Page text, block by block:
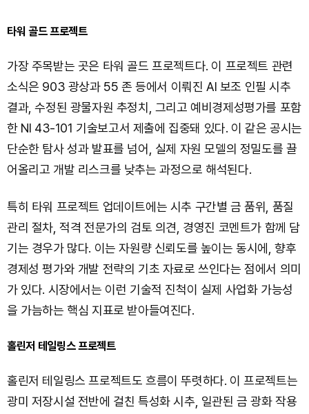
타워 골드 프로젝트
가장 주목받는 곳은 타워 골드 프로젝트다. 이 프로젝트 관련
소식은 903 광상과 55 존 등에서 이뤄진 AI 보조 인필 시추
결과, 수정된 광물자원 추정치, 그리고 예비경제성평가를 포함
한 NI 43-101 기술보고서 제출에 집중돼 있다. 이 같은 공시는
단순한 탐사 성과 발표를 넘어, 실제 자원 모델의 정밀도를 끌
어올리고 개발 리스크를 낮추는 과정으로 해석된다.
특히 타워 프로젝트 업데이트에는 시추 구간별 금 품위, 품질
관리 절차, 적격 전문가의 검토 의견, 경영진 코멘트가 함께 담
기는 경우가 많다. 이는 자원량 신뢰도를 높이는 동시에, 향후
경제성 평가와 개발 전략의 기초 자료로 쓰인다는 점에서 의미
가 있다. 시장에서는 이런 기술적 진척이 실제 사업화 가능성
을 가늠하는 핵심 지표로 받아들여진다.
홀린저 테일링스 프로젝트
홀린저 테일링스 프로젝트도 흐름이 뚜렷하다. 이 프로젝트는
광미 저장시설 전반에 걸친 특성화 시추, 일관된 금 광화 작용